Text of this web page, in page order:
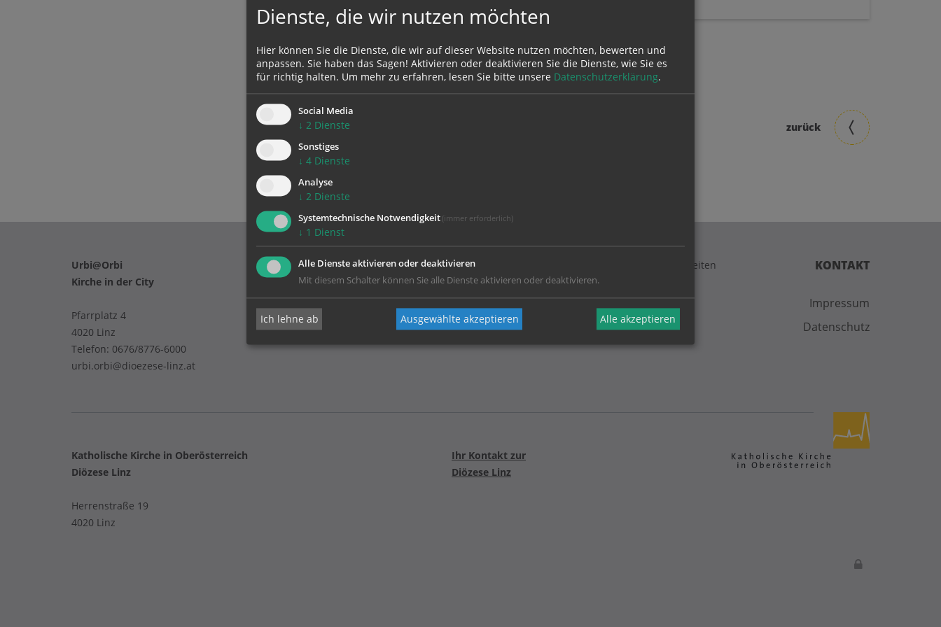
zurück
KONTAKT
Impressum
Datenschutz
Urbi@Orbi
Kirche in der City
Pfarrplatz 4
4020 Linz
Telefon: 0676/8776-6000
urbi.orbi@dioezese-linz.at
Unter 0676/8776-6000 sind wir nur während der Öffnungszeiten
erreichbar.
Katholische Kirche in Oberösterreich
Diözese Linz
Herrenstraße 19
4020 Linz
Ihr Kontakt zur
Diözese Linz
Dienste, die wir nutzen möchten
Hier können Sie die Dienste, die wir auf dieser Website nutzen möchten, bewerten und
anpassen. Sie haben das Sagen! Aktivieren oder deaktivieren Sie die Dienste, wie Sie es
für richtig halten. Um mehr zu erfahren, lesen Sie bitte unsere Datenschutzerklärung.
Social Media
↓ 2 Dienste
Sonstiges
↓ 4 Dienste
Analyse
↓ 2 Dienste
Systemtechnische Notwendigkeit (immer erforderlich)
↓ 1 Dienst
Alle Dienste aktivieren oder deaktivieren
Mit diesem Schalter können Sie alle Dienste aktivieren oder deaktivieren.
Ich lehne ab Ausgewählte akzeptieren Alle akzeptieren